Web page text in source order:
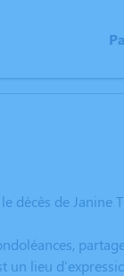
décès de Janine
un lieu